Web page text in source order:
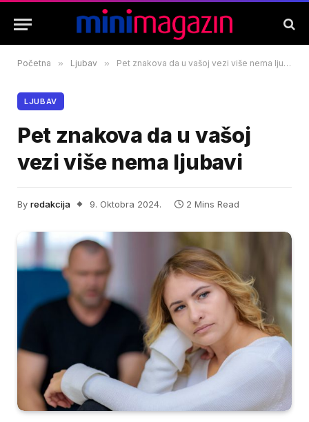
Početna » Ljubav » Pet znakova da u vašoj vezi više nema ljubavi
LJUBAV
Pet znakova da u vašoj
vezi više nema ljubavi
By redakcija 9. Oktobra 2024. 2 Mins Read